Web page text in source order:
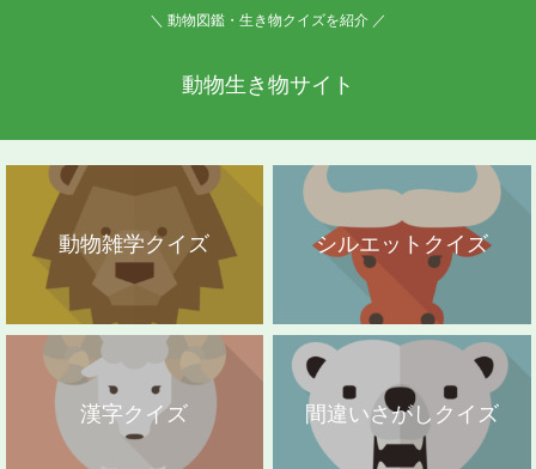
＼ 動物図鑑・生き物クイズを紹介 ／
動物生き物サイト
動物雑学クイズ シルエットクイズ
漢字クイズ 間違いさがしクイズ